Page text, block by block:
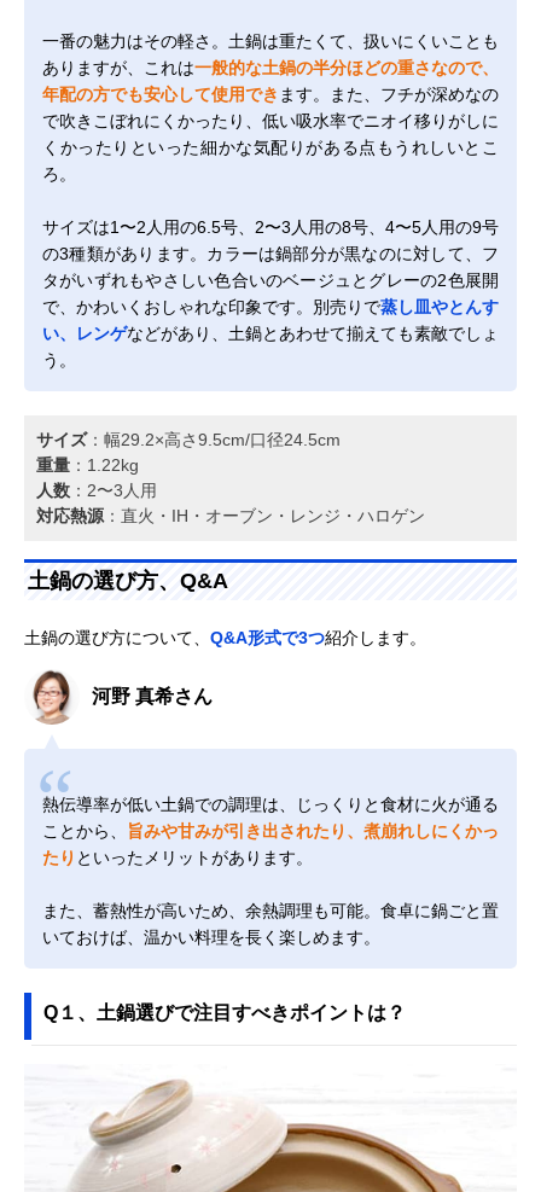
一番の魅力はその軽さ。土鍋は重たくて、扱いにくいことも
ありますが、これは一般的な土鍋の半分ほどの重さなので、
年配の方でも安心して使用でき ます。また、フチが深めなの
で吹きこぼれにくかったり、低い吸水率でニオイ移りがしに
くかったりといった細かな気配りがある点もうれしいとこ
ろ。
サイズは1〜2人用の6.5号、2〜3人用の8号、4〜5人用の9号
の3種類があります。カラーは鍋部分が黒なのに対して、フ
タがいずれもやさしい色合いのベージュとグレーの2色展開
で、かわいくおしゃれな印象です。別売りで蒸し皿やとんす
い、レンゲなどがあり、土鍋とあわせて揃えても素敵でしょ
う。
サイズ：幅29.2×高さ9.5cm/口径24.5cm
重量 ：1.22kg
人数 ：2〜3人用
対応熱源 ：直火・IH・オーブン・レンジ・ハロゲン
土鍋の選び方、Q&A
土鍋の選び方について、 Q&A形式で3つ紹介します。
河野 真希さん
熱伝導率が低い土鍋での調理は、じっくりと食材に火が通る
ことから、
旨みや甘みが引き出されたり、煮崩れしにくかっ
たり といったメリットがあります。
また、蓄熱性が高いため、余熱調理も可能。食卓に鍋ごと置
いておけば、温かい料理を長く楽しめます。
Q１、土鍋選びで注目すべきポイントは？